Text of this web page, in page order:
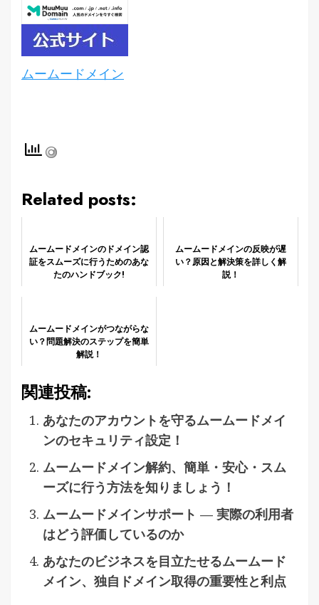
ムームードメイン
Related posts:
ムームードメインのドメイン認
証をスムーズに行うためのあな
たのハンドブック!
ムームードメインの反映が遅
い？原因と解決策を詳しく解
説！
ムームードメインがつながらな
い？問題解決のステップを簡単
解説！
関連投稿:
あなたのアカウントを守るムームードメイ
ンのセキュリティ設定！
ムームードメイン解約、簡単・安心・スム
ーズに行う方法を知りましょう！
ムームードメインサポート — 実際の利用者
はどう評価しているのか
あなたのビジネスを目立たせるムームード
メイン、独自ドメイン取得の重要性と利点